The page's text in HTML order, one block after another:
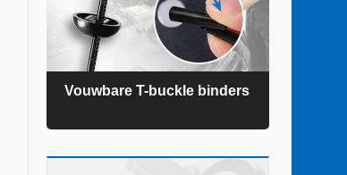
Vouwbare T-buckle binders